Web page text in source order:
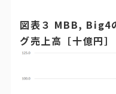
図表３ MBB, Big4
グ売上高［十億円］